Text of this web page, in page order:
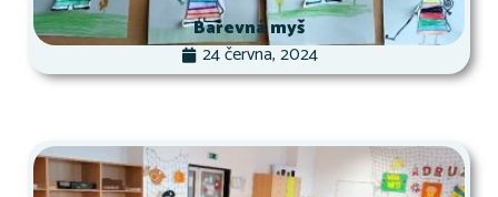
Barevná myš
24 června, 2024